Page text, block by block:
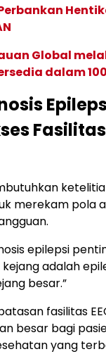
Global
dalam
Fasilitas
merekam pola
epilepsi
adalah
besar.”
fasilitas
besar bagi
yang